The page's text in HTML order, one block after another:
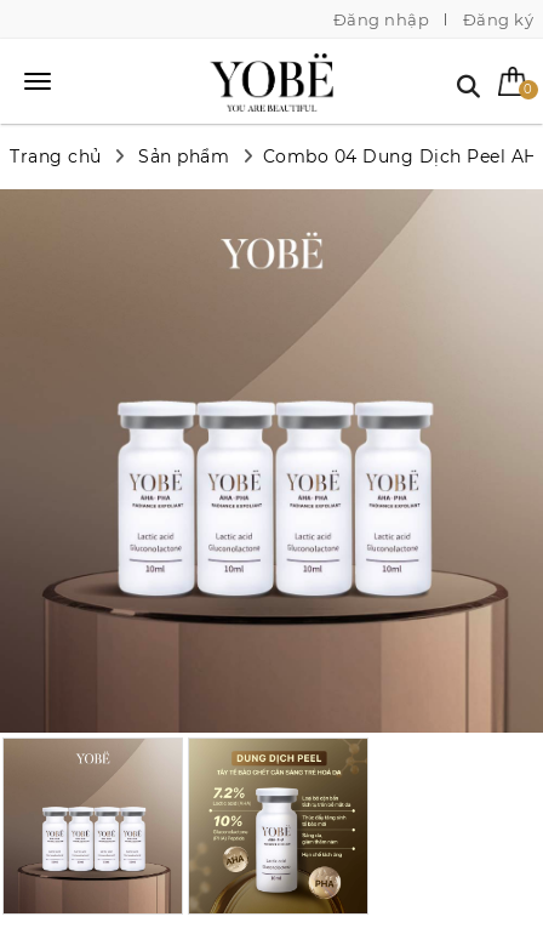
Đăng nhập Đăng ký
0
Trang chủ Sản phẩm Combo 04 Dung Dịch Peel